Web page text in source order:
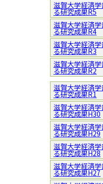
滋賀大学経済
る研究成果R5
滋賀大学経済
る研究成果R4
滋賀大学経済
る研究成果R3
滋賀大学経済
る研究成果R2
滋賀大学経済
る研究成果R1
滋賀大学経済
る研究成果H30
滋賀大学経済
る研究成果H29
滋賀大学経済
る研究成果H28
滋賀大学経済
る研究成果H27